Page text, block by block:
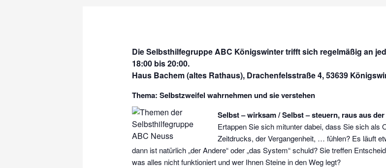
Die Selbsthilfegruppe ABC Königswinter trifft sich regelmäßig an
18:00 bis 20:00.
Haus Bachem (altes Rathaus), Drachenfelsstraße 4, 53639
Thema: Selbstzweifel wahrnehmen und sie verstehen
Selbst – wirksam / Selbst – steuern, raus aus
Ertappen Sie sich mitunter dabei, dass Sie sich als
Zeitdrucks, der Vergangenheit, … fühlen? Es läuft
dann ist natürlich „der Andere“ oder „das System“ schuld? Sie treffen
was alles nicht funktioniert und wer Ihnen Steine in den Weg legt?